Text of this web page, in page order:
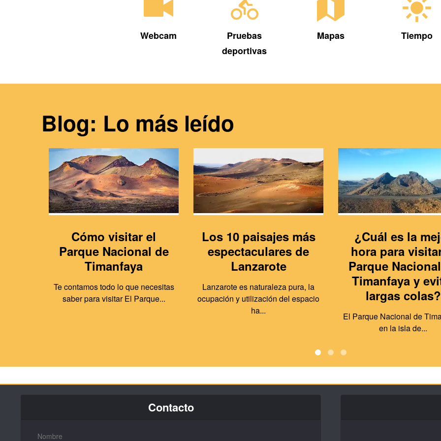
Webcam
Pruebas
deportivas
Mapas Tiempo
Blog: Lo más leído
Cómo visitar el
Parque Nacional de
Timanfaya
Te contamos todo lo que necesitas
saber para visitar El Parque...
Los 10 paisajes más
espectaculares de
Lanzarote
Lanzarote es naturaleza pura, la
ocupación y utilización del espacio
ha...
¿Cuál es la
hora para
Parque
Timanfaya y
largas colas?
El Parque Nacional de
en la isla de...
Contacto